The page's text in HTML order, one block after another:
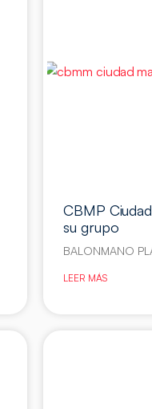
CBMP
su grupo
BALONMANO
LEER MÁS